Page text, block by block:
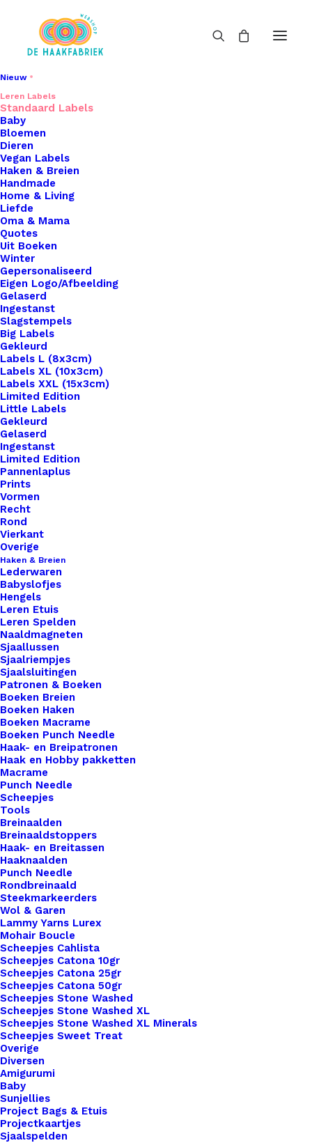
Nieuw
Leren Labels
Standaard Labels
Baby
Bloemen
Dieren
Vegan Labels
Haken & Breien
Handmade
Home & Living
Liefde
Oma & Mama
Quotes
Uit Boeken
Winter
Gepersonaliseerd
Eigen Logo/Afbeelding
Gelaserd
Ingestanst
Slagstempels
Big Labels
Gekleurd
Labels L (8x3cm)
Labels XL (10x3cm)
Labels XXL (15x3cm)
Limited Edition
Little Labels
Gekleurd
Gelaserd
Ingestanst
Limited Edition
Pannenlaplus
Prints
Vormen
Recht
Rond
Vierkant
Overige
Haken & Breien
Lederwaren
Babyslofjes
Hengels
Leren Etuis
Leren Spelden
Naaldmagneten
Sjaallussen
Sjaalriempjes
Sjaalsluitingen
Patronen & Boeken
Boeken Breien
Boeken Haken
Boeken Macrame
Boeken Punch Needle
Haak- en Breipatronen
Haak en Hobby pakketten
Macrame
Punch Needle
Scheepjes
Tools
Breinaalden
Breinaaldstoppers
Haak- en Breitassen
Haaknaalden
Punch Needle
Rondbreinaald
Steekmarkeerders
Wol & Garen
Lammy Yarns Lurex
Mohair Boucle
Scheepjes Cahlista
Scheepjes Catona 10gr
Scheepjes Catona 25gr
Scheepjes Catona 50gr
Scheepjes Stone Washed
Scheepjes Stone Washed XL
Scheepjes Stone Washed XL Minerals
Scheepjes Sweet Treat
Overige
Diversen
Amigurumi
Baby
Sunjellies
Project Bags & Etuis
Projectkaartjes
Sjaalspelden
Standaard Labels
Leren Label Uniek
€
Leren Label Uil
€1,00